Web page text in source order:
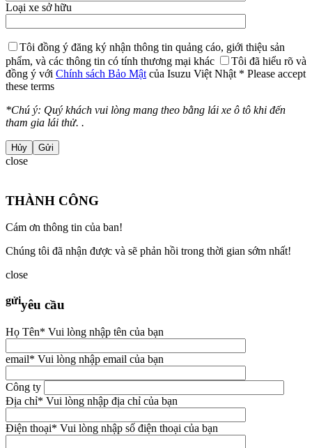
Loại xe sở hữu
Tôi đồng ý đăng ký nhận thông tin quảng cáo, giới thiệu sản
phẩm, và các thông tin có tính thương mại khác
Tôi đã hiểu rõ và
đồng ý với Chính sách Bảo Mật của Isuzu Việt Nhật * Please accept
these terms
*Chú ý: Quý khách vui lòng mang theo bằng lái xe ô tô khi đến
tham gia lái thử. .
Hủy
close
THÀNH CÔNG
Cám ơn thông tin của ban!
Chúng tôi đã nhận được và sẽ phản hồi trong thời gian sớm nhất!
close
gửiyêu cầu
Họ Tên* Vui lòng nhập tên của bạn
email* Vui lòng nhập email của bạn
Công ty
Địa chỉ* Vui lòng nhập địa chỉ của bạn
Điện thoại* Vui lòng nhập số điện thoại của bạn